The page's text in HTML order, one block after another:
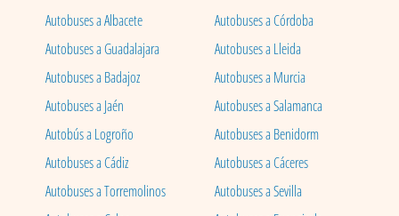
Autobuses a Albacete
Autobuses a Córdoba
Autobuses a Guadalajara
Autobuses a Lleida
Autobuses a Badajoz
Autobuses a Murcia
Autobuses a Jaén
Autobuses a Salamanca
Autobús a Logroño
Autobuses a Benidorm
Autobuses a Cádiz
Autobuses a Cáceres
Autobuses a Torremolinos
Autobuses a Sevilla